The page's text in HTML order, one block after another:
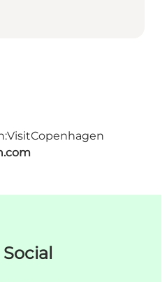
VisitCopenhagen